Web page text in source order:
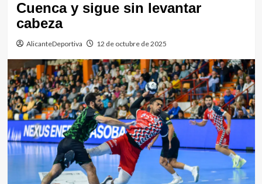
Cuenca y sigue sin levantar
cabeza
AlicanteDeportiva 12 de octubre de 2025